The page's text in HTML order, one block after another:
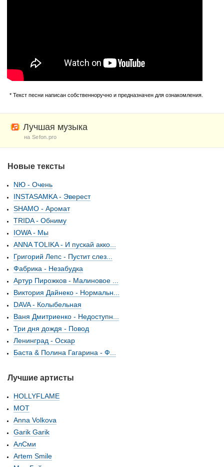
* Текст песни написан собственноручно и предназначен для ознакомления.
Лучшая музыка
на Sefon.pro
Новые тексты
NЮ - Очень
INSTASAMKA - Эверест
SHAMO - Аромат
TRIDA - Обниму
IOWA - Мы
ANNA TOLIKA - И пускай акко...
Григорий Лепс - Пустит слез...
Фабрика - Незабудка
Артур Пирожков - Малиновое ...
Виктория Дайнеко - Нормальн...
DAVA - Колыбельная
Ваня Дмитриенко - Недоступн...
Три дня дождя - Повод
Ленинград - Оскар
Баста & Полина Гагарина - Ф...
Лучшие артисты
HOLLYFLAME
МОТ
Anna Volkova
Garik Garik
АлСми
Artem Smile